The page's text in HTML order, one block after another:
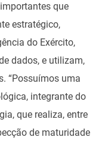
que
estratégico,
do Exército,
dados, e utilizam,
“Possuímos uma
integrante do
que realiza, entre
de maturidade